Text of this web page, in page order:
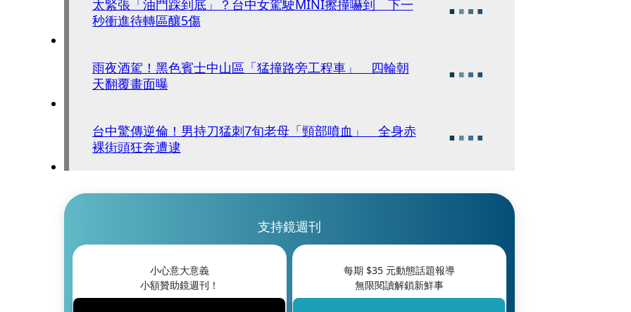
太緊張「油門踩到底」？台中女駕駛MINI擦撞嚇到 下一
秒衝進待轉區釀5傷
雨夜酒駕！黑色賓士中山區「猛撞路旁工程車」 四輪朝
天翻覆畫面曝
台中驚傳逆倫！男持刀猛刺7旬老母「頸部噴血」 全身赤
裸街頭狂奔遭逮
支持鏡週刊
小心意大意義
小額贊助鏡週刊！
每期 $35元動態話題報導
無限閱讀解鎖新鮮事